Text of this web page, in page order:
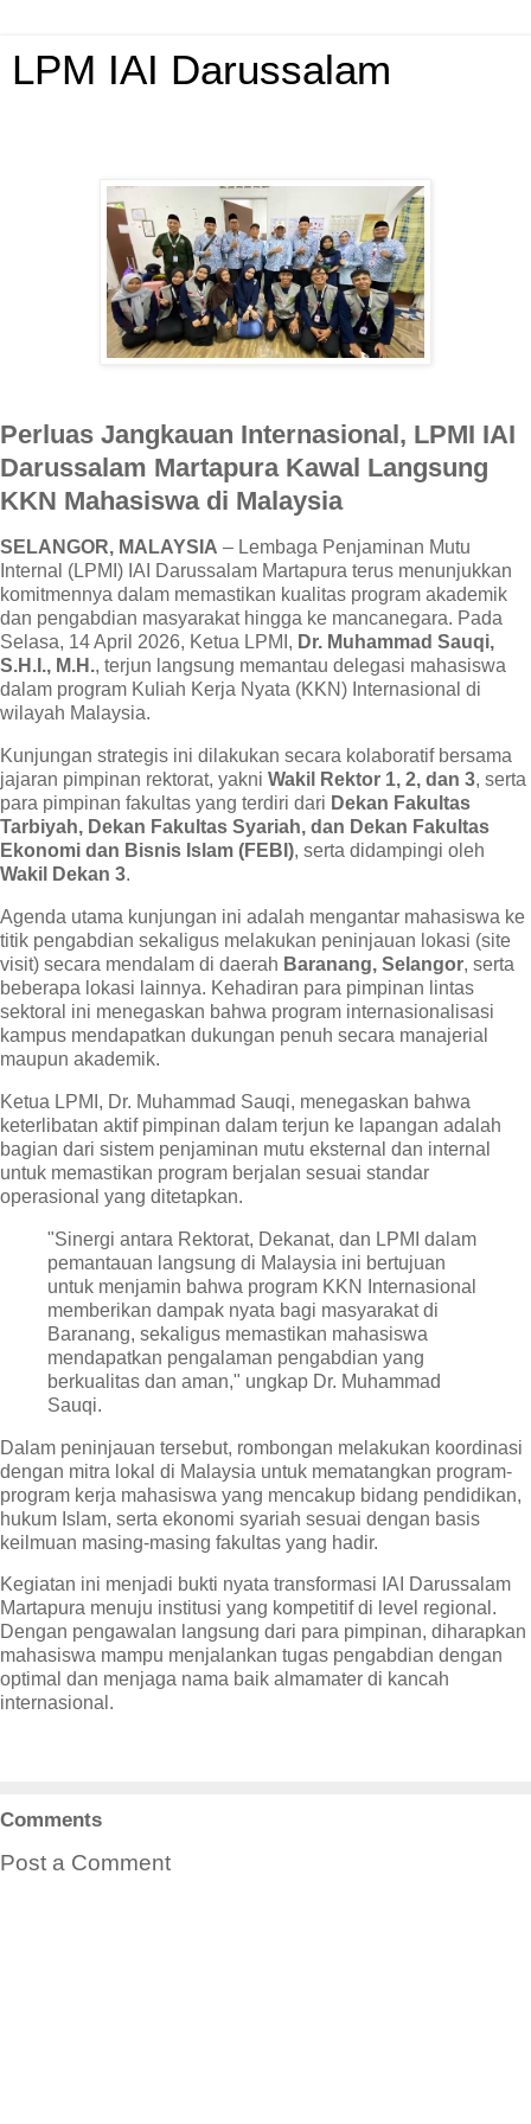
LPM IAI Darussalam
Perluas Jangkauan Internasional, LPMI IAI
Darussalam Martapura Kawal Langsung
KKN Mahasiswa di Malaysia
SELANGOR, MALAYSIA – Lembaga Penjaminan Mutu
Internal (LPMI) IAI Darussalam Martapura terus menunjukkan
komitmennya dalam memastikan kualitas program akademik
dan pengabdian masyarakat hingga ke mancanegara. Pada
Selasa, 14 April 2026, Ketua LPMI, Dr. Muhammad Sauqi,
S.H.I., M.H., terjun langsung memantau delegasi mahasiswa
dalam program Kuliah Kerja Nyata (KKN) Internasional di
wilayah Malaysia.
Kunjungan strategis ini dilakukan secara kolaboratif bersama
jajaran pimpinan rektorat, yakni Wakil Rektor 1, 2, dan 3, serta
para pimpinan fakultas yang terdiri dari Dekan Fakultas
Tarbiyah, Dekan Fakultas Syariah, dan Dekan Fakultas
Ekonomi dan Bisnis Islam (FEBI), serta didampingi oleh
Wakil Dekan 3.
Agenda utama kunjungan ini adalah mengantar mahasiswa ke
titik pengabdian sekaligus melakukan peninjauan lokasi (site
visit) secara mendalam di daerah Baranang, Selangor, serta
beberapa lokasi lainnya. Kehadiran para pimpinan lintas
sektoral ini menegaskan bahwa program internasionalisasi
kampus mendapatkan dukungan penuh secara manajerial
maupun akademik.
Ketua LPMI, Dr. Muhammad Sauqi, menegaskan bahwa
keterlibatan aktif pimpinan dalam terjun ke lapangan adalah
bagian dari sistem penjaminan mutu eksternal dan internal
untuk memastikan program berjalan sesuai standar
operasional yang ditetapkan.
"Sinergi antara Rektorat, Dekanat, dan LPMI dalam
pemantauan langsung di Malaysia ini bertujuan
untuk menjamin bahwa program KKN Internasional
memberikan dampak nyata bagi masyarakat di
Baranang, sekaligus memastikan mahasiswa
mendapatkan pengalaman pengabdian yang
berkualitas dan aman," ungkap Dr. Muhammad
Sauqi.
Dalam peninjauan tersebut, rombongan melakukan koordinasi
dengan mitra lokal di Malaysia untuk mematangkan program-
program kerja mahasiswa yang mencakup bidang pendidikan,
hukum Islam, serta ekonomi syariah sesuai dengan basis
keilmuan masing-masing fakultas yang hadir.
Kegiatan ini menjadi bukti nyata transformasi IAI Darussalam
Martapura menuju institusi yang kompetitif di level regional.
Dengan pengawalan langsung dari para pimpinan, diharapkan
mahasiswa mampu menjalankan tugas pengabdian dengan
optimal dan menjaga nama baik almamater di kancah
internasional.
Comments
Post a Comment